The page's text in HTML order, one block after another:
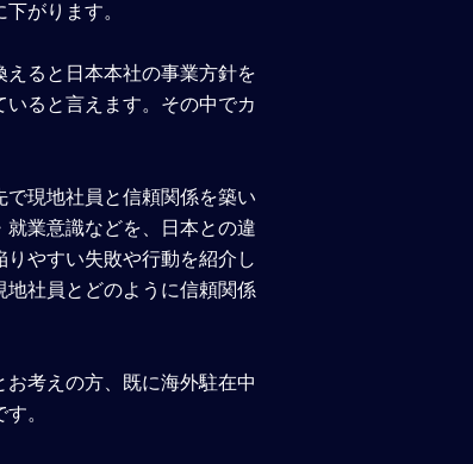
がります。
ると日本本社の事業方針を
ると言えます。その中でカ
現地社員と信頼関係を築い
業意識などを、日本との違
やすい失敗や行動を紹介し
地社員とどのように信頼関係
考えの方、既に海外駐在中
。